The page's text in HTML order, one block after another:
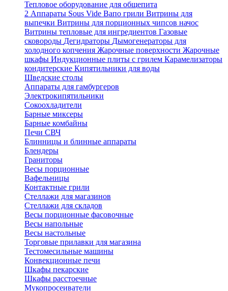
Тепловое оборудование для общепита
2 Аппараты Sous Vide Вапо грили Витрины для
выпечки Витрины для порционных чипсов начос
Витрины тепловые для ингредиентов Газовые
сковороды Дегидраторы Дымогенераторы для
холодного копчения Жарочные поверхности Жарочные
шкафы Индукционные плиты с грилем Карамелизаторы
кондитерские Кипятильники для воды
Шведские столы
Аппараты для гамбургеров
Электрокипятильники
Сокоохладители
Барные миксеры
Барные комбайны
Печи СВЧ
Блинницы и блинные аппараты
Блендеры
Граниторы
Весы порционные
Вафельницы
Контактные грили
Стеллажи для магазинов
Стеллажи для складов
Весы порционные фасовочные
Весы напольные
Весы настольные
Торговые прилавки для магазина
Тестомесильные машины
Конвекционные печи
Шкафы пекарские
Шкафы расстоечные
Мукопросеиватели